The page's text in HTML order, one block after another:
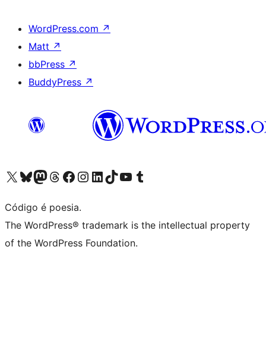
WordPress.com ↗
Matt ↗
bbPress ↗
BuddyPress ↗
Acessar nossa conta do X (antigo Twitter)
Acessar nossa conta do Bluesky
Acessar nossa conta do Mastodon
Acessar nossa conta do Threads
Acessar nossa página do Facebook
Acessar nossa conta do Instagram
Acessar nossa conta do LinkedIn
Acessar nossa conta do TikTok
Acessar nosso canal do YouTube
Acessar nossa conta no Tumblr
Código é poesia.
The WordPress® trademark is the intellectual property
of the WordPress Foundation.